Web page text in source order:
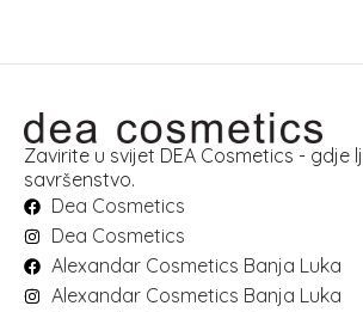
Zavirite u svijet DEA Cosmetics - gdje
savršenstvo.
Dea Cosmetics
Dea Cosmetics
Alexandar Cosmetics Banja Luka
Alexandar Cosmetics Banja Luka